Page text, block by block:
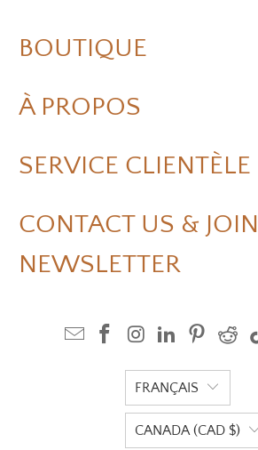
BOUTIQUE
À PROPOS
SERVICE CLIENTÈLE
CONTACT US &
NEWSLETTER
FRANÇAIS
CANADA (CAD $)